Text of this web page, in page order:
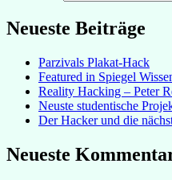
Neueste Beiträge
Parzivals Plakat-Hack
Featured in Spiegel
Reality Hacking – Peter
Neuste studentische
Der Hacker und die
Neueste